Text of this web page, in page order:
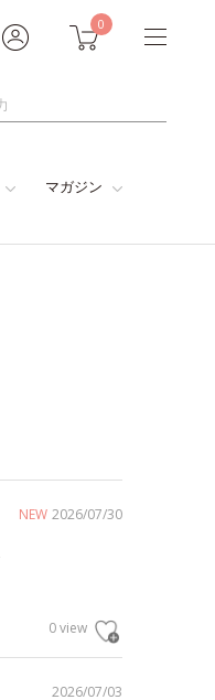
0
マガジン
NEW 2026/07/30
0 view
2026/07/03